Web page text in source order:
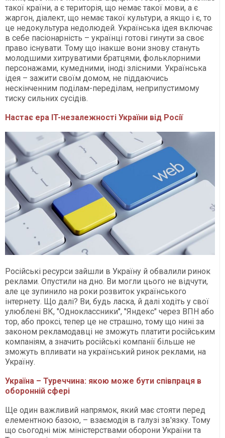
такої країни, а є територія, що немає такої мови, а є
жаргон, діалект, що немає такої культури, а якщо і є, то
це недокультура недолюдей. Українська ідея включає
в себе пасіонарність – українці готові гинути за своє
право існувати. Тому що інакше вони знову стануть
молодшими хитруватими братцями, фольклорними
персонажами, кумедними, іноді злісними. Українська
ідея – зажити своїм домом, не піддаючись
нескінченним поділам-переділам, неприпустимому
тиску сильних сусідів.
Настає ера IT-незалежності України від Росії
Російські ресурси зайшли в Україну й обвалили ринок
реклами. Опустили на дно. Ви могли цього не відчути,
але це зупинило на роки розвиток українського
інтернету. Що далі? Ви, будь ласка, й далі ходіть у свої
улюблені ВК, "Одноклассники", "Яндекс" через ВПН або
тор, або проксі, тепер це не страшно, тому що нині за
законом рекламодавці не зможуть платити російським
компаніям, а значить російські компанії більше не
зможуть впливати на український ринок реклами, на
Україну.
Україна – Туреччина: якою може бути співпраця в
оборонній сфері
Ще один важливий напрямок, який має стояти перед
елементною базою, – взаємодія в галузі зв'язку. Тому
що сьогодні між міністерствами оборони України та